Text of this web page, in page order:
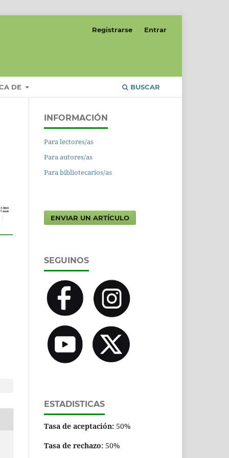
DE BUSCAR
Registrarse Entrar
INFORMACIÓN
Para lectores/as
Para autores/as
Para bibliotecarios/as
ENVIAR UN ARTÍCULO
SEGUINOS
ESTADISTICAS
Tasa de aceptación: 50%
Tasa de rechazo: 50%